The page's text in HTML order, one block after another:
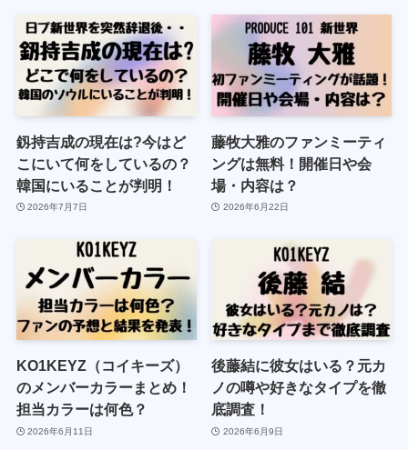
釼持吉成の現在は?今はど
こにいて何をしているの？
韓国にいることが判明！
2026年7月7日
藤牧大雅のファンミーティ
ングは無料！開催日や会
場・内容は？
2026年6月22日
KO1KEYZ（コイキーズ）
のメンバーカラーまとめ！
担当カラーは何色？
2026年6月11日
後藤結に彼女はいる？元カ
ノの噂や好きなタイプを徹
底調査！
2026年6月9日